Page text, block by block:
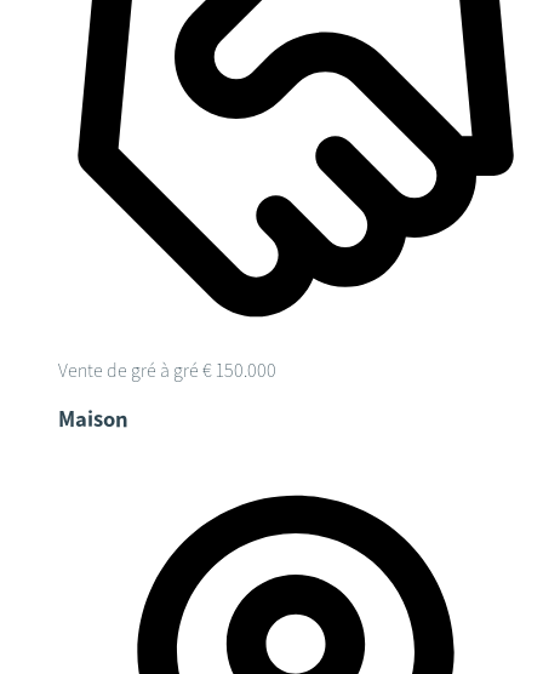
Vente de gré à gré € 150.000
Maison